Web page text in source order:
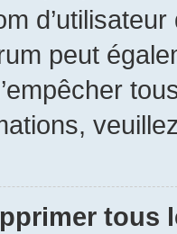
peut
tous